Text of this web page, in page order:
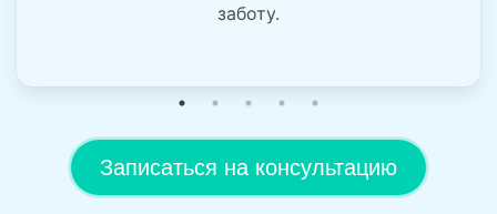
заботу.
Записаться на консультацию